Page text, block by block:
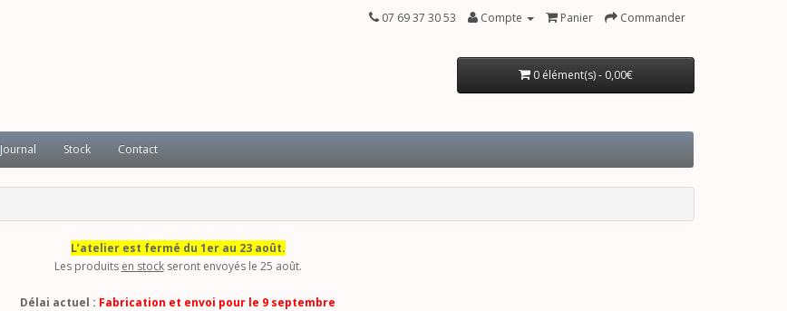
07 69 37 30 53 Compte Panier Commander
0 élément(s) - 0,00€
Journal Stock Contact
L’atelier est fermé du 1er au 23 août.
Les produits en stockseront envoyés le 25 août.
Délai actuel : Fabrication et envoi pour le 9 septembre